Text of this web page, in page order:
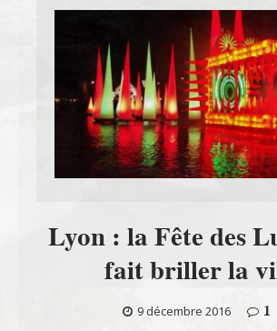
Lyon : la Fête des
fait briller la
9 décembre 2016
1